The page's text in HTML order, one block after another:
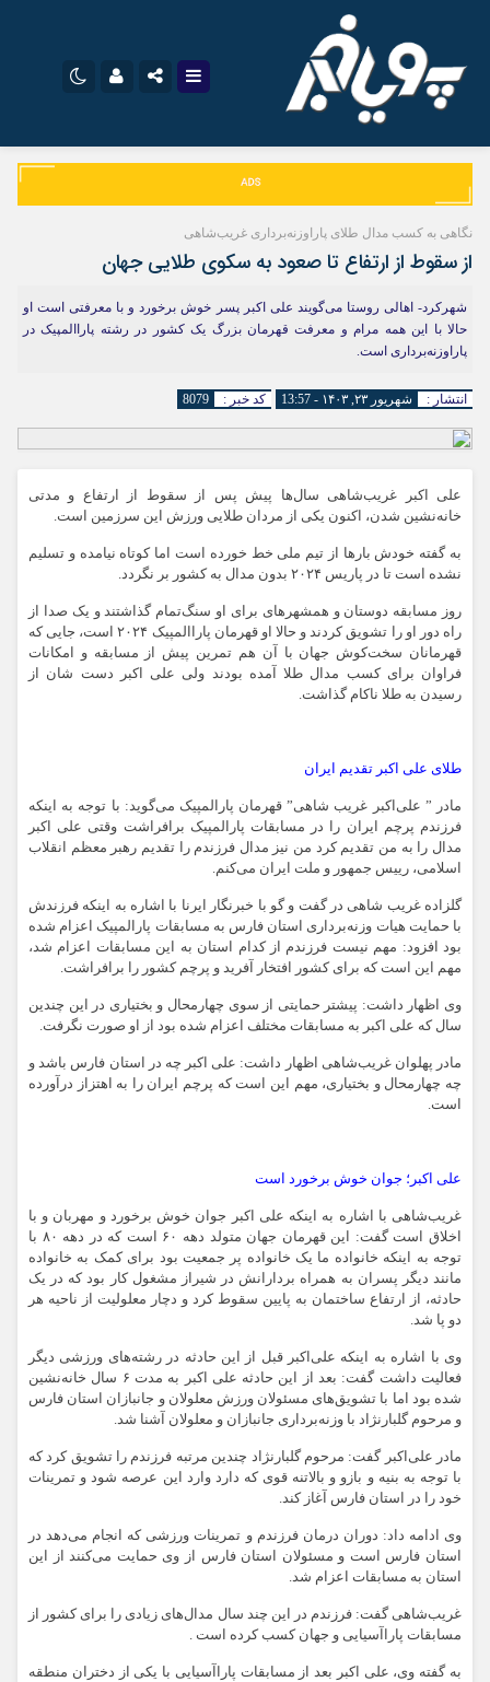
اینستاگرام
تلگرام
سروش
ایتا
آپارات
اپلیکیشن
نام کاربری یا نشانی ایمیل
رمز عبور
مرا به خاطر بسپار
نگاهی به کسب مدال طلای پاراوزنه‌برداری غریب‌شاهی
از سقوط از ارتفاع تا صعود به سکوی طلایی جهان
شهرکرد- اهالی روستا می‌گویند علی اکبر پسر خوش برخورد و با معرفتی است او
حالا با این همه مرام و معرفت قهرمان بزرگ یک کشور در رشته پاراالمپیک در
پاراوزنه‌برداری است.
انتشار : شهریور ۲۳, ۱۴۰۳ - 13:57 کد خبر : 8079
علی اکبر غریب‌شاهی سال‌ها پیش پس از سقوط از ارتفاع و مدتی
خانه‌نشین شدن، اکنون یکی از مردان طلایی ورزش این سرزمین است.
به گفته خودش بارها از تیم ملی خط خورده است اما کوتاه نیامده و تسلیم
نشده است تا در پاریس ۲۰۲۴ بدون مدال به کشور بر نگردد.
روز مسابقه دوستان و همشهرهای برای او سنگ‌تمام گذاشتند و یک صدا از
راه دور او را تشویق کردند و حالا او قهرمان پاراالمپیک ۲۰۲۴ است، جایی که
قهرمانان سخت‌کوش جهان با آن هم تمرین پیش از مسابقه و امکانات
فراوان برای کسب مدال طلا آمده بودند ولی علی اکبر دست شان از
رسیدن به طلا ناکام گذاشت.
طلای علی اکبر تقدیم ایران
مادر ” علی‌اکبر غریب شاهی” قهرمان پارالمپیک می‌گوید: با توجه به اینکه
فرزندم پرچم ایران را در مسابقات پارالمپیک برافراشت وقتی علی اکبر
مدال را به من تقدیم کرد من نیز مدال فرزندم را تقدیم رهبر معظم انقلاب
اسلامی، رییس جمهور و ملت ایران می‌کنم.
گلزاده غریب شاهی در گفت و گو با خبرنگار ایرنا با اشاره به اینکه فرزندش
با حمایت هیات وزنه‌برداری استان فارس به مسابقات پارالمپیک اعزام شده
بود افزود: مهم نیست فرزندم از کدام استان به این مسابقات اعزام شد،
مهم این است که برای کشور افتخار آفرید و پرچم کشور را برافراشت.
وی اظهار داشت: پیشتر حمایتی از سوی چهارمحال و بختیاری در این چندین
سال که علی اکبر به مسابقات مختلف اعزام شده بود از او صورت نگرفت.
مادر پهلوان غریب‌شاهی اظهار داشت: علی اکبر چه در استان فارس باشد و
چه چهارمحال و بختیاری، مهم این است که پرچم ایران را به اهتزاز درآورده
است.
علی اکبر؛ جوان خوش برخورد است
غریب‌شاهی با اشاره به اینکه علی اکبر جوان خوش برخورد و مهربان و با
اخلاق است گفت: این قهرمان جهان متولد دهه ۶۰ است که در دهه ۸۰ با
توجه به اینکه خانواده ما یک خانواده پر جمعیت بود برای کمک به خانواده
مانند دیگر پسران به همراه بردارانش در شیراز مشغول کار بود که در یک
حادثه، از ارتفاع ساختمان به پایین سقوط کرد و دچار معلولیت از ناحیه هر
دو پا شد.
وی با اشاره به اینکه علی‌اکبر قبل از این حادثه در رشته‌های ورزشی دیگر
فعالیت داشت گفت: بعد از این حادثه علی اکبر به مدت ۶ سال خانه‌نشین
شده بود اما با تشویق‌های مسئولان ورزش معلولان و جانبازان استان فارس
و مرحوم گلبارنژاد با وزنه‌برداری جانبازان و معلولان آشنا شد.
مادر علی‌اکبر گفت: مرحوم گلبارنژاد چندین مرتبه فرزندم را تشویق کرد که
با توجه به بنیه و بازو و بالاتنه قوی که دارد وارد این عرصه شود و تمرینات
خود را در استان فارس آغاز کند.
وی ادامه داد: دوران درمان فرزندم و تمرینات ورزشی که انجام می‌دهد در
استان فارس است و مسئولان استان فارس از وی حمایت می‌کنند از این
استان به مسابقات اعزام شد.
غریب‌شاهی گفت: فرزندم در این چند سال مدال‌های زیادی را برای کشور از
مسابقات پاراآسیایی و جهان کسب کرده است .
به گفته وی، علی اکبر بعد از مسابقات پاراآسیایی با یکی از دختران منطقه